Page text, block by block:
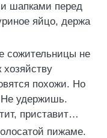
шапками перед
яйцо, держа
сожительницы не
похожи. Но
Не удержишь.
приставит…
пижаме.